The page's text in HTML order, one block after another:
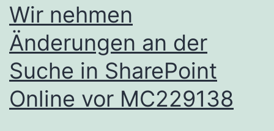
Wir nehmen
Änderungen an der
Suche in SharePoint
Online vor MC229138